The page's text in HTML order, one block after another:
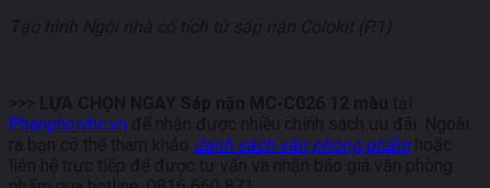
Tạo hình Ngôi nhà cổ tích từ sáp nặn Colokit (P.1)
>>> LỰA CHỌN NGAY Sáp nặn MC-C026 12 màu tại
Phanphoivhc.vn để nhận được nhiều chính sách ưu đãi. Ngoài
ra bạn có thể tham khảo danh sách văn phòng phẩm hoặc
liên hệ trực tiếp để được tư vấn và nhận báo giá văn phòng